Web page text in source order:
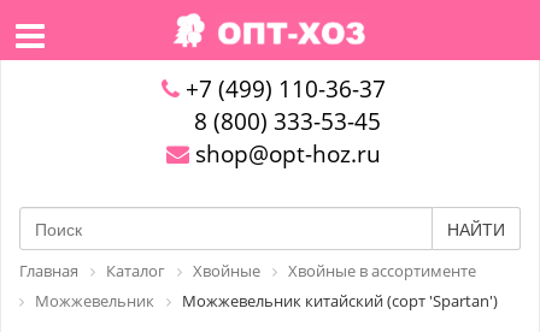
+7 (499) 110-36-37
8 (800) 333-53-45
shop@opt-hoz.ru
НАЙТИ
Главная Каталог Хвойные
Хвойные в ассортименте
Можжевельник
Можжевельник китайский (сорт 'Spartan')